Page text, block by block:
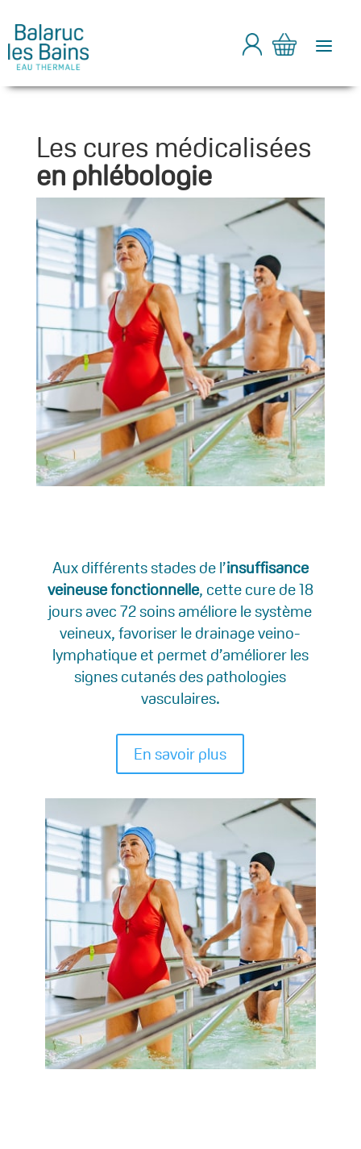
a
Les cures médicalisées
en phlébologie
Aux différents stades de l’insuffisance
veineuse fonctionnelle, cette cure de 18
jours avec 72 soins améliore le système
veineux, favoriser le drainage veino-
lymphatique et permet d’améliorer les
signes cutanés des pathologies
vasculaires.
En savoir plus